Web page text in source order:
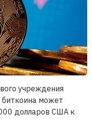
учреждения
биткоина может
долларов США к